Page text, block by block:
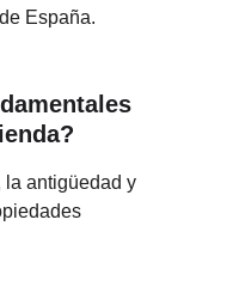
España.
la antigüedad y